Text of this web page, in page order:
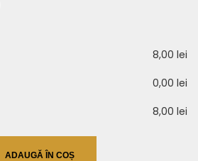
8,00 lei
0,00 lei
8,00 lei
ADAUGĂ ÎN COȘ